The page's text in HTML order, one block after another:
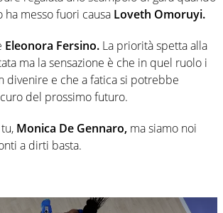
ha messo fuori causa Loveth Omoruyi.
Eleonora Fersino. La priorità spetta alla
ma la sensazione è che in quel ruolo i
divenire e che a fatica si potrebbe
del prossimo futuro.
Monica De Gennaro, ma siamo noi
a dirti basta.